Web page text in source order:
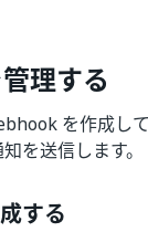
理する
を作成し
を送信します。
する